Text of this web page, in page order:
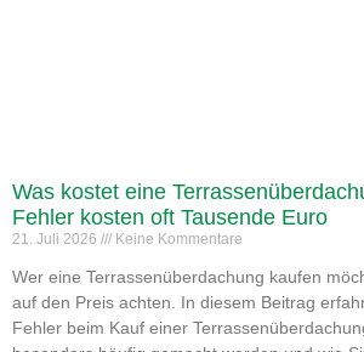
Was kostet eine
Fehler kosten oft Tausende Euro
21. Juli 2026 Keine Kommentare
Wer eine Terrassenüberdachung kaufen
auf den Preis achten. In diesem Beitrag
Fehler beim Kauf einer